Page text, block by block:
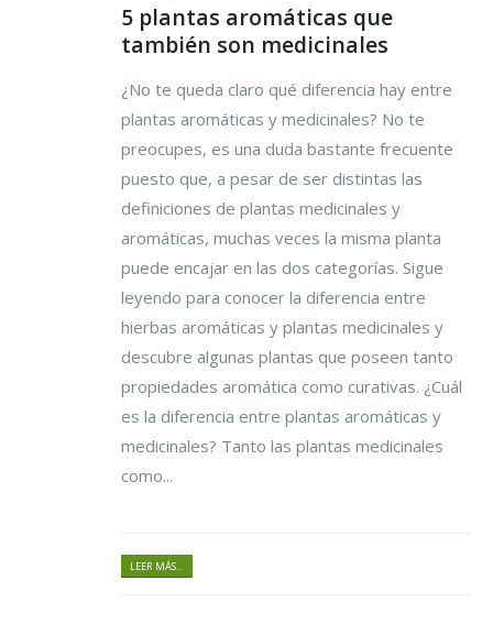
5 plantas aromáticas que
también son medicinales
¿No te queda claro qué diferencia hay entre
plantas aromáticas y medicinales? No te
preocupes, es una duda bastante frecuente
puesto que, a pesar de ser distintas las
definiciones de plantas medicinales y
aromáticas, muchas veces la misma planta
puede encajar en las dos categorías. Sigue
leyendo para conocer la diferencia entre
hierbas aromáticas y plantas medicinales y
descubre algunas plantas que poseen tanto
propiedades aromática como curativas. ¿Cuál
es la diferencia entre plantas aromáticas y
medicinales? Tanto las plantas medicinales
como...
LEER MÁS...